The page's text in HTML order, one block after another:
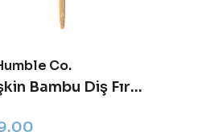
Co.
Yetişkin Bambu Diş Fırçası Medium - Kırmızı